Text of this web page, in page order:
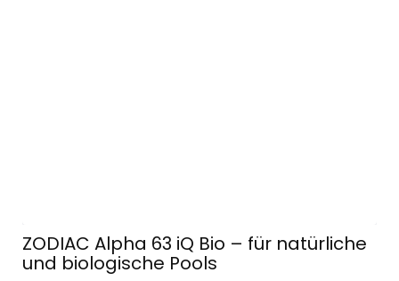
ZODIAC Alpha 63 iQ Bio – für natürliche
und biologische Pools